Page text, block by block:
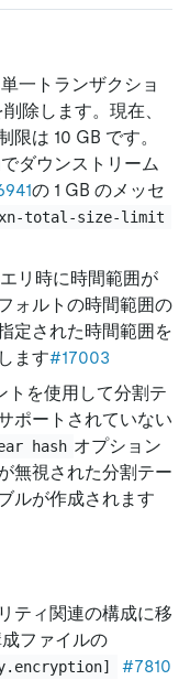
一トランザクショ
除します。現在、
限は 10 GB です。
ダウンストリーム
の 1 GB のメッセ
total-size-limit
リ時に時間範囲が
ォルトの時間範囲の
定された時間範囲を
ます#17003
トを使用して分割テ
ポートされていない
hash オプション
無視された分割テー
ルが作成されます
ティ関連の構成に移
ファイルの
#7810